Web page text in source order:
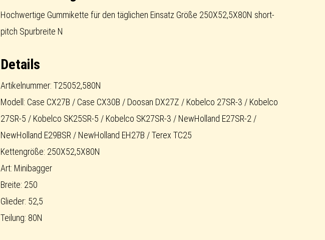
short-
pitch
Hochwertige Gummikette für den täglichen Einsatz Größe 250X52,5X80N short-
pitch Spurbreite N
Details
Artikelnummer: T25052,580N
Modell: Case CX27B / Case CX30B / Doosan DX27Z / Kobelco 27SR-3 / Kobelco
27SR-5 / Kobelco SK25SR-5 / Kobelco SK27SR-3 / NewHolland E27SR-2 /
NewHolland E29BSR / NewHolland EH27B / Terex TC25
Kettengröße: 250X52,5X80N
Art: Minibagger
Breite: 250
Glieder: 52,5
Teilung: 80N